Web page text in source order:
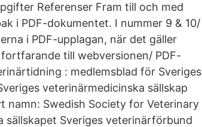
Referenser Fram till och med
i PDF-dokumentet. I nummer 9 & 10/
i PDF-upplagan, när det gäller
till webversionen/ PDF-
: medlemsblad för Sveriges
veterinärmedicinska sällskap
namn: Swedish Society for Veterinary
sällskapet Sveriges veterinärförbund